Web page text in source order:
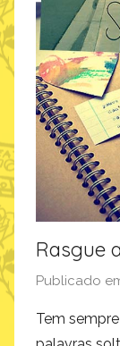
Rasgue
Publicado
Tem